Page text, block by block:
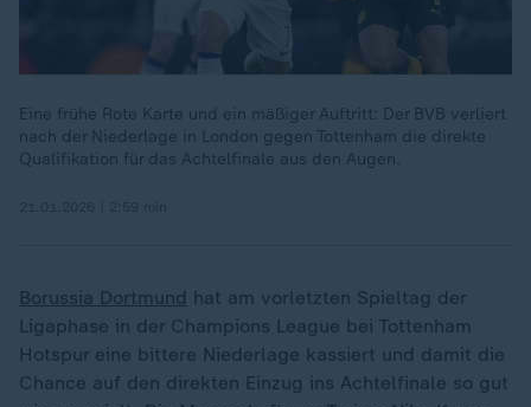
Eine frühe Rote Karte und ein mäßiger Auftritt: Der BVB verliert
nach der Niederlage in London gegen Tottenham die direkte
Qualifikation für das Achtelfinale aus den Augen.
Borussia Dortmund hat am vorletzten Spieltag der
Ligaphase in der Champions League bei Tottenham
Hotspur eine bittere Niederlage kassiert und damit die
Chance auf den direkten Einzug ins Achtelfinale so gut